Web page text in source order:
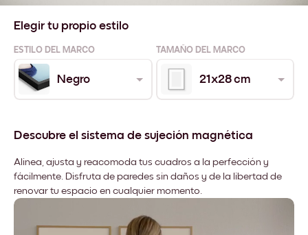
Elegir tu propio estilo
ESTILO DEL MARCO TAMAÑO DEL MARCO
Negro 21x28 cm
Descubre el sistema de sujeción magnética
Alinea, ajusta y reacomoda tus cuadros a la perfección y
fácilmente. Disfruta de paredes sin daños y de la libertad de
renovar tu espacio en cualquier momento.